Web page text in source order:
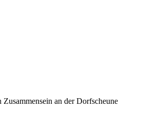
an der Dorfscheune